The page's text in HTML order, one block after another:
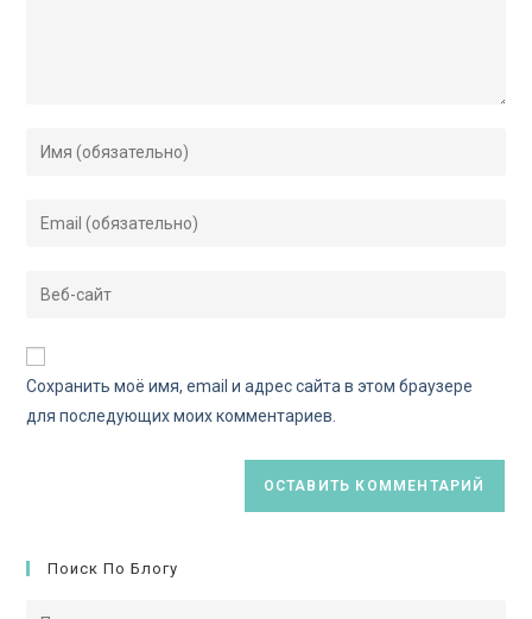
Сохранить моё имя, email и адрес сайта в этом браузере
для последующих моих комментариев.
Поиск По Блогу